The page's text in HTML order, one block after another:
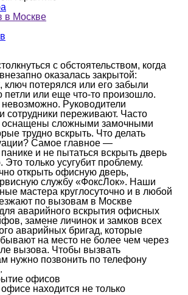
в Москве
с обстоятельством, когда
оказалась закрытой:
ключ потерялся или его забыли
петли или еще что-то произошло.
Руководители
сотрудники переживают. Часто
сложными замочными
трудно вскрыть. Что делать
Самое главное —
и не пытаться вскрыть дверь
Это только усугубит проблему.
открыть офисную дверь,
службу «ФоксЛок». Наши
мастера круглосуточно и в любой
по вызовам в Москве
аварийного вскрытия офисных
замене личинок и замков всех
аварийных бригад, которые
на место не более чем через
вызова. Чтобы вызвать
нужно позвонить по телефону
.
офисов
находится не только